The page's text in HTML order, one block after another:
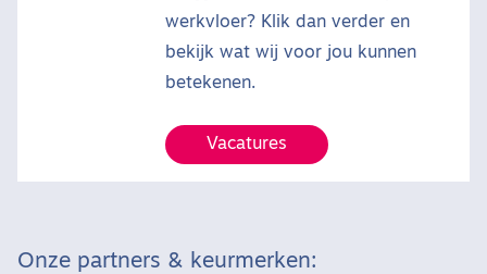
werkvloer? Klik dan verder en
bekijk wat wij voor jou kunnen
betekenen.
Vacatures
Onze partners & keurmerken: